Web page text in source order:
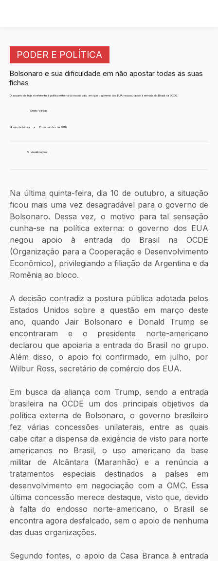
PODER E POLÍTICA
Bolsonaro e sua dificuldade em não apostar todas as suas
fichas
O assunto de hoje é referente à política externa do nosso país, em que o governo dos EUA recusou apoio à entrada do Brasil na OCDE.
Ornito Vargas
4 min de leitura • 13 de outubro de 2019
5 visualizações
Na última quinta-feira, dia 10 de outubro, a situação
ficou mais uma vez desagradável para o governo de
Bolsonaro. Dessa vez, o motivo para tal sensação
cunha-se na política externa: o governo dos EUA
negou apoio à entrada do Brasil na OCDE
(Organização para a Cooperação e Desenvolvimento
Econômico), privilegiando a filiação da Argentina e da
Romênia ao bloco.
A decisão contradiz a postura pública adotada pelos
Estados Unidos sobre a questão em março deste
ano, quando Jair Bolsonaro e Donald Trump se
encontraram e o presidente norte-americano
declarou que apoiaria a entrada do Brasil no grupo.
Além disso, o apoio foi confirmado, em julho, por
Wilbur Ross, secretário de comércio dos EUA.
Em busca da aliança com Trump, sendo a entrada
brasileira na OCDE um dos principais objetivos da
política externa de Bolsonaro, o governo brasileiro
fez várias concessões unilaterais, entre as quais
cabe citar a dispensa da exigência de visto para norte
americanos no Brasil, o uso americano da base
militar de Alcântara (Maranhão) e a renúncia a
tratamentos especiais destinados a países em
desenvolvimento em negociação com a OMC. Essa
última concessão merece destaque, visto que, devido
à falta do endosso norte-americano, o Brasil se
encontra agora desfalcado, sem o apoio de nenhuma
das duas organizações.
Segundo fontes, o apoio da Casa Branca à entrada